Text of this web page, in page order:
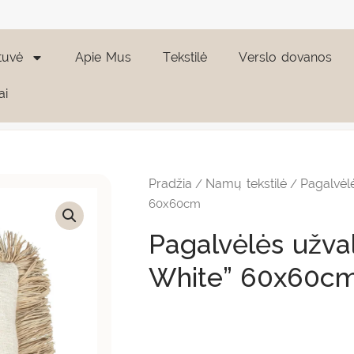
Apie Mus Tekstilė Verslo dovanos
Pradžia / Namų tekstilė /
60x60cm
Pagalvėlės
White”
užvalkalas
"Saint
White"
60x60cm